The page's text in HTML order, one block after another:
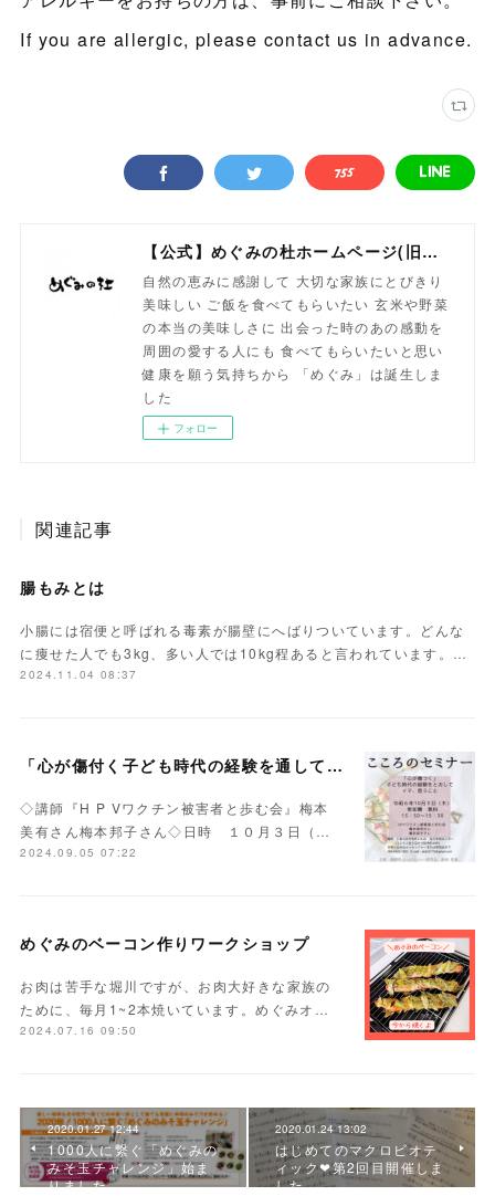
If you are allergic, please contact us in advance.
【公式】めぐみの杜ホームページ(旧自然食工房）
自然の恵みに感謝して 大切な家族にとびきり
美味しい ご飯を食べてもらいたい 玄米や野菜
の本当の美味しさに 出会った時のあの感動を
周囲の愛する人にも 食べてもらいたいと思い
健康を願う気持ちから 「めぐみ」は誕生しま
した
フォロー
関連記事
腸もみとは
小腸には宿便と呼ばれる毒素が腸壁にへばりついています。どんな
に痩せた人でも3kg、多い人では10kg程あると言われています。…
2024.11.04 08:37
「心が傷付く子ども時代の経験を通して今、思うこと」
◇講師『H P Vワクチン被害者と歩む会』梅本
美有さん梅本邦子さん◇日時 １０月３日（…
2024.09.05 07:22
めぐみのベーコン作りワークショップ
お肉は苦手な堀川ですが、お肉大好きな家族の
ために、毎月1~2本焼いています。めぐみオ…
2024.07.16 09:50
2020.01.27 12:44
1000人に繋ぐ「めぐみの
みそ玉チャレンジ」始ま
りました。
2020.01.24 13:02
はじめてのマクロビオテ
ィック❤第2回目開催しま
した。